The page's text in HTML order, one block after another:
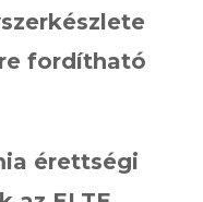
fordítható
érettségi